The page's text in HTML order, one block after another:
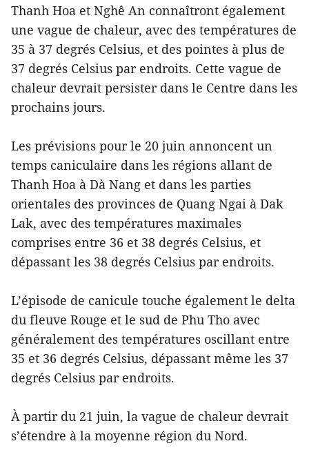
Thanh Hoa et Nghê An connaîtront également
une vague de chaleur, avec des températures de
35 à 37 degrés Celsius, et des pointes à plus de
37 degrés Celsius par endroits. Cette vague de
chaleur devrait persister dans le Centre dans les
prochains jours.
Les prévisions pour le 20 juin annoncent un
temps caniculaire dans les régions allant de
Thanh Hoa à Dà Nang et dans les parties
orientales des provinces de Quang Ngai à Dak
Lak, avec des températures maximales
comprises entre 36 et 38 degrés Celsius, et
dépassant les 38 degrés Celsius par endroits.
L’épisode de canicule touche également le delta
du fleuve Rouge et le sud de Phu Tho avec
généralement des températures oscillant entre
35 et 36 degrés Celsius, dépassant même les 37
degrés Celsius par endroits.
À partir du 21 juin, la vague de chaleur devrait
s’étendre à la moyenne région du Nord.